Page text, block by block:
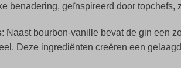
benadering, geïnspireerd door
: Naast bourbon-vanille bevat de gin een
Deze ingrediënten creëren een